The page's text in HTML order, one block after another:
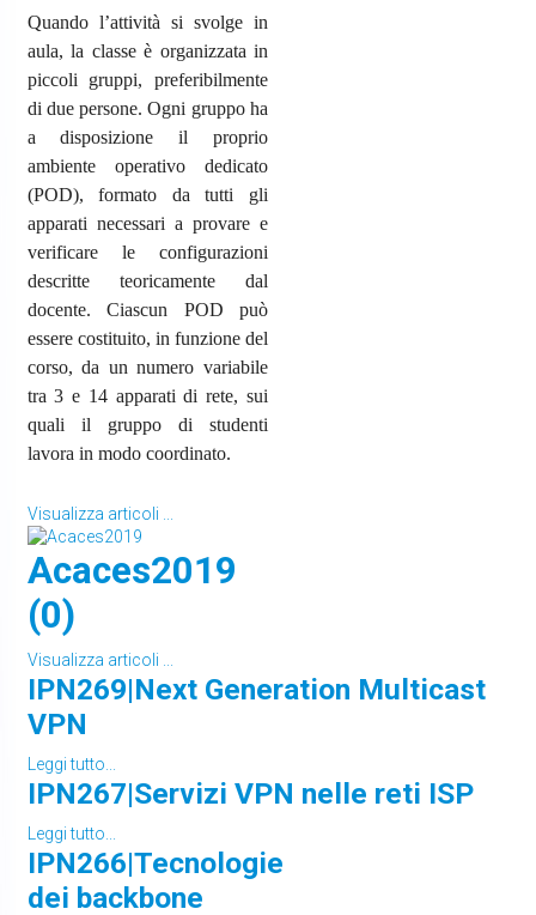
Quando l’attività si svolge in
aula, la classe è organizzata in
piccoli gruppi, preferibilmente
di due persone. Ogni gruppo ha
a disposizione il proprio
ambiente operativo dedicato
(POD), formato da tutti gli
apparati necessari a provare e
verificare le configurazioni
descritte teoricamente dal
docente. Ciascun POD può
essere costituito, in funzione del
corso, da un numero variabile
tra 3 e 14 apparati di rete, sui
quali il gruppo di studenti
lavora in modo coordinato.
Visualizza articoli ...
Acaces2019
(0)
Visualizza articoli ...
IPN269|Next Generation Multicast
VPN
Leggi tutto...
IPN267|Servizi VPN nelle reti ISP
Leggi tutto...
IPN266|Tecnologie
dei backbone